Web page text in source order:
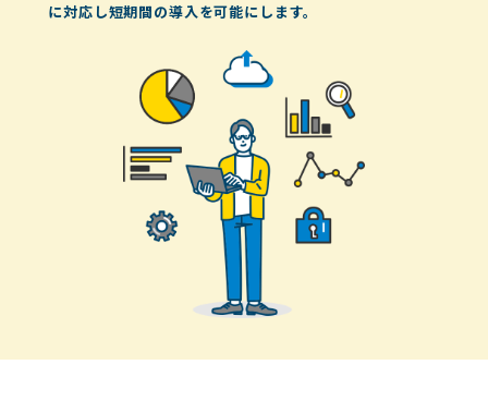
に対応し短期間の導入を可能にします。